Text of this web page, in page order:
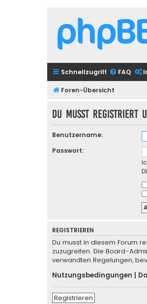
Schnellzugriff FAQ
Foren-Übersicht
Du musst registriert
Benutzername:
Passwort:
REGISTRIEREN
Du musst in diesem Forum
zuzugreifen. Die Board-
verwandten Regelungen,
Nutzungsbedingungen
Registrieren